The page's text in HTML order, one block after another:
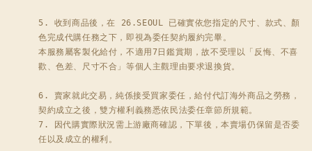
5. 收到商品後，在 26.SEOUL 已確實依您指定的尺寸、款式、顏
色完成代購任務之下，即視為委任契約履約完畢。
本服務屬客製化給付，不適用7日鑑賞期，故不受理以「反悔、不喜
歡、色差、尺寸不合」等個人主觀理由要求退換貨。
6. 賣家就此交易，純係接受買家委任，給付代訂海外商品之勞務，
契約成立之後，雙方權利義務悉依民法委任章節所規範。
7. 因代購實際狀況需上游廠商確認，下單後，本賣場仍保留是否委
任以及成立的權利。